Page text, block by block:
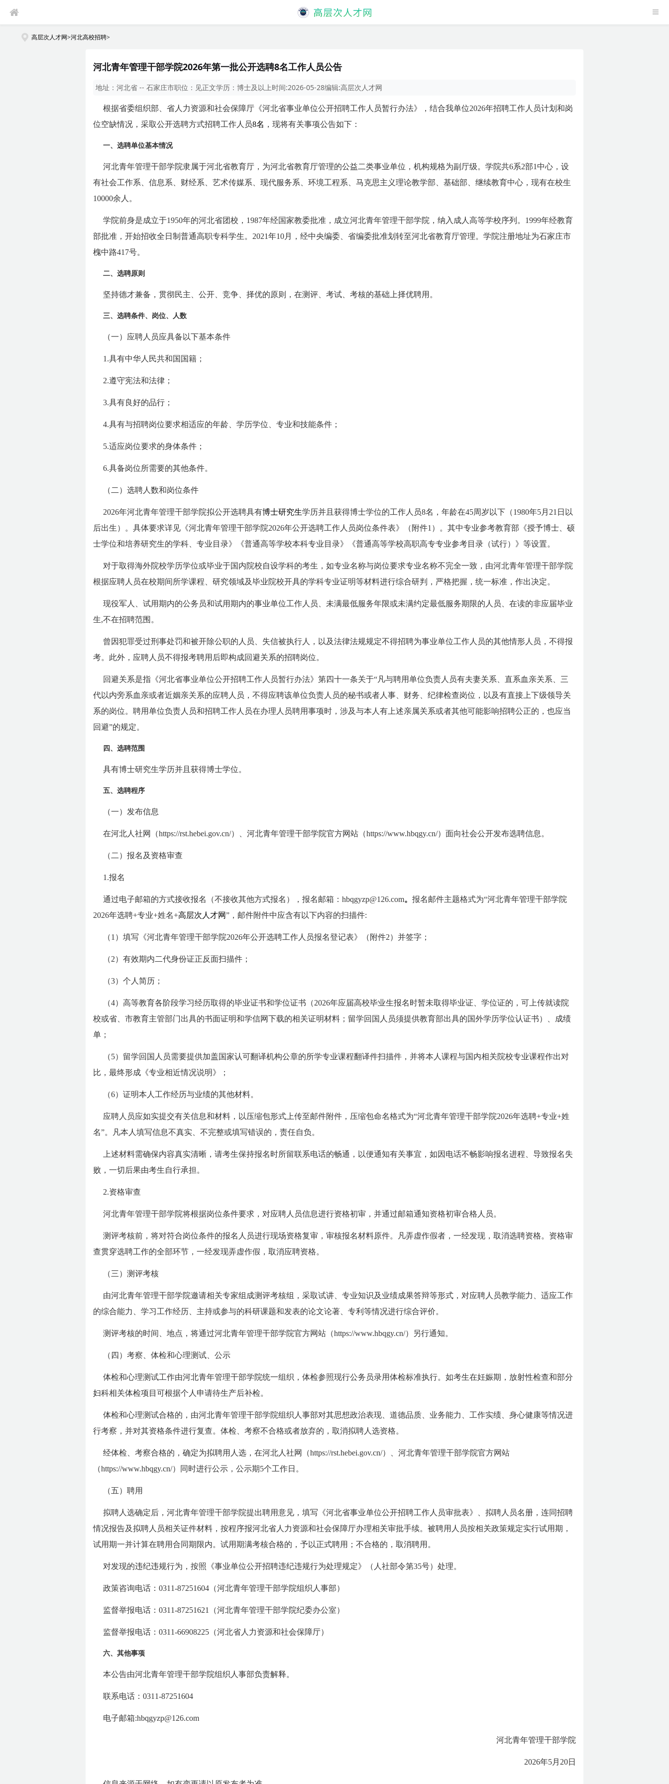
高层次人才网>河北高校招聘>
河北青年管理干部学院2026年第一批公开选聘8名工作人员公告
地址： 河北省 -- 石家庄市职位： 见正文学历： 博士及以上时间:2026-05-28编辑:高层次人才网
根据省委组织部、省人力资源和社会保障厅《河北省事业单位公开招聘工作人员暂行办法》，结合我单位2026年招聘工作人员计划和岗
位空缺情况，采取公开选聘方式招聘工作人员8名 ，现将有关事项公告如下：
一、选聘单位基本情况
河北青年管理干部学院隶属于河北省教育厅，为河北省教育厅管理的公益二类事业单位，机构规格为副厅级。学院共6系2部1中心，设
有社会工作系、信息系、财经系、艺术传媒系、现代服务系、环境工程系、马克思主义理论教学部、基础部、继续教育中心，现有在校生
10000余人。
学院前身是成立于1950年的河北省团校，1987年经国家教委批准，成立河北青年管理干部学院，纳入成人高等学校序列。1999年经教育
部批准，开始招收全日制普通高职专科学生。2021年10月，经中央编委、省编委批准划转至河北省教育厅管理。学院注册地址为石家庄市
槐中路417号。
二、选聘原则
坚持德才兼备，贯彻民主、公开、竞争、择优的原则，在测评、考试、考核的基础上择优聘用。
三、选聘条件、岗位、人数
（一）应聘人员应具备以下基本条件
1.具有中华人民共和国国籍；
2.遵守宪法和法律；
3.具有良好的品行；
4.具有与招聘岗位要求相适应的年龄、学历学位、专业和技能条件；
5.适应岗位要求的身体条件；
6.具备岗位所需要的其他条件。
（二）选聘人数和岗位条件
2026年河北青年管理干部学院拟公开选聘具有博士研究生学历并且获得博士学位的工作人员8名，年龄在45周岁以下（1980年5月21日以
后出生）。具体要求详见《河北青年管理干部学院2026年公开选聘工作人员岗位条件表》（附件1）。其中专业参考教育部《授予博士、硕
士学位和培养研究生的学科、专业目录》《普通高等学校本科专业目录》《普通高等学校高职高专专业参考目录（试行）》等设置。
对于取得海外院校学历学位或毕业于国内院校自设学科的考生，如专业名称与岗位要求专业名称不完全一致，由河北青年管理干部学院
根据应聘人员在校期间所学课程、研究领域及毕业院校开具的学科专业证明等材料进行综合研判，严格把握，统一标准，作出决定。
现役军人、试用期内的公务员和试用期内的事业单位工作人员、未满最低服务年限或未满约定最低服务期限的人员、在读的非应届毕业
生,不在招聘范围。
曾因犯罪受过刑事处罚和被开除公职的人员、失信被执行人，以及法律法规规定不得招聘为事业单位工作人员的其他情形人员，不得报
考。此外，应聘人员不得报考聘用后即构成回避关系的招聘岗位。
回避关系是指《河北省事业单位公开招聘工作人员暂行办法》第四十一条关于“凡与聘用单位负责人员有夫妻关系、直系血亲关系、三
代以内旁系血亲或者近姻亲关系的应聘人员，不得应聘该单位负责人员的秘书或者人事、财务、纪律检查岗位，以及有直接上下级领导关
系的岗位。聘用单位负责人员和招聘工作人员在办理人员聘用事项时，涉及与本人有上述亲属关系或者其他可能影响招聘公正的，也应当
回避”的规定。
四、选聘范围
具有博士研究生学历并且获得博士学位。
五、选聘程序
（一）发布信息
在河北人社网（https://rst.hebei.gov.cn/）、河北青年管理干部学院官方网站（https://www.hbqgy.cn/）面向社会公开发布选聘信息。
（二）报名及资格审查
1.报名
通过电子邮箱的方式接收报名（不接收其他方式报名），报名邮箱：hbqgyzp@126.com。 报名邮件主题格式为“河北青年管理干部学院
2026年选聘+专业+姓名+高层次人才网”，邮件附件中应含有以下内容的扫描件:
（1）填写《河北青年管理干部学院2026年公开选聘工作人员报名登记表》（附件2）并签字；
（2）有效期内二代身份证正反面扫描件；
（3）个人简历；
（4）高等教育各阶段学习经历取得的毕业证书和学位证书（2026年应届高校毕业生报名时暂未取得毕业证、学位证的，可上传就读院
校或省、市教育主管部门出具的书面证明和学信网下载的相关证明材料；留学回国人员须提供教育部出具的国外学历学位认证书）、成绩
单；
（5）留学回国人员需要提供加盖国家认可翻译机构公章的所学专业课程翻译件扫描件，并将本人课程与国内相关院校专业课程作出对
比，最终形成《专业相近情况说明》；
（6）证明本人工作经历与业绩的其他材料。
应聘人员应如实提交有关信息和材料，以压缩包形式上传至邮件附件，压缩包命名格式为“河北青年管理干部学院2026年选聘+专业+姓
名”。凡本人填写信息不真实、不完整或填写错误的，责任自负。
上述材料需确保内容真实清晰，请考生保持报名时所留联系电话的畅通，以便通知有关事宜，如因电话不畅影响报名进程、导致报名失
败，一切后果由考生自行承担。
2.资格审查
河北青年管理干部学院将根据岗位条件要求，对应聘人员信息进行资格初审，并通过邮箱通知资格初审合格人员。
测评考核前，将对符合岗位条件的报名人员进行现场资格复审，审核报名材料原件。凡弄虚作假者，一经发现，取消选聘资格。资格审
查贯穿选聘工作的全部环节，一经发现弄虚作假，取消应聘资格。
（三）测评考核
由河北青年管理干部学院邀请相关专家组成测评考核组，采取试讲、专业知识及业绩成果答辩等形式，对应聘人员教学能力、适应工作
的综合能力、学习工作经历、主持或参与的科研课题和发表的论文论著、专利等情况进行综合评价。
测评考核的时间、地点，将通过河北青年管理干部学院官方网站（https://www.hbqgy.cn/）另行通知。
（四）考察、体检和心理测试、公示
体检和心理测试工作由河北青年管理干部学院统一组织，体检参照现行公务员录用体检标准执行。如考生在妊娠期，放射性检查和部分
妇科相关体检项目可根据个人申请待生产后补检。
体检和心理测试合格的，由河北青年管理干部学院组织人事部对其思想政治表现、道德品质、业务能力、工作实绩、身心健康等情况进
行考察，并对其资格条件进行复查。体检、考察不合格或者放弃的，取消拟聘人选资格。
经体检、考察合格的，确定为拟聘用人选，在河北人社网（https://rst.hebei.gov.cn/）、河北青年管理干部学院官方网站
（https://www.hbqgy.cn/）同时进行公示，公示期5个工作日。
（五）聘用
拟聘人选确定后，河北青年管理干部学院提出聘用意见，填写《河北省事业单位公开招聘工作人员审批表》、拟聘人员名册，连同招聘
情况报告及拟聘人员相关证件材料，按程序报河北省人力资源和社会保障厅办理相关审批手续。被聘用人员按相关政策规定实行试用期，
试用期一并计算在聘用合同期限内。试用期满考核合格的，予以正式聘用；不合格的，取消聘用。
对发现的违纪违规行为，按照《事业单位公开招聘违纪违规行为处理规定》（人社部令第35号）处理。
政策咨询电话：0311-87251604（河北青年管理干部学院组织人事部）
监督举报电话：0311-87251621（河北青年管理干部学院纪委办公室）
监督举报电话：0311-66908225（河北省人力资源和社会保障厅）
六、其他事项
本公告由河北青年管理干部学院组织人事部负责解释。
联系电话：0311-87251604
电子邮箱:hbqgyzp@126.com
河北青年管理干部学院
2026年5月20日